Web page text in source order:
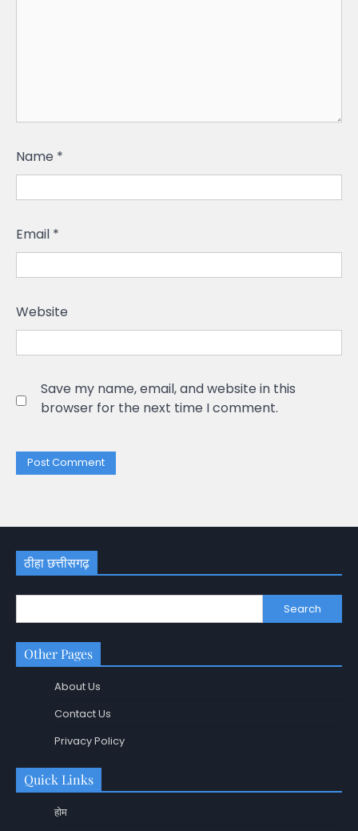
Name *
Email *
Website
Save my name, email, and website in this
browser for the next time I comment.
ठीहा छत्तीसगढ़
Search
Other Pages
About Us
Contact Us
Privacy Policy
Quick Links
होम